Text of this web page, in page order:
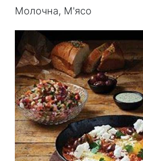
Молочна, М'ясо